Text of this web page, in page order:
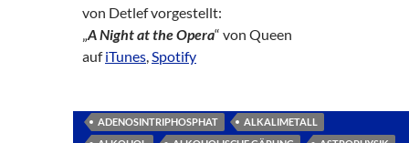
von Detlef vorgestellt:
„A Night at the Opera“ von Queen
aufiTunes,Spotify
ADENOSINTRIPHOSPHAT
ALKALIMETALL